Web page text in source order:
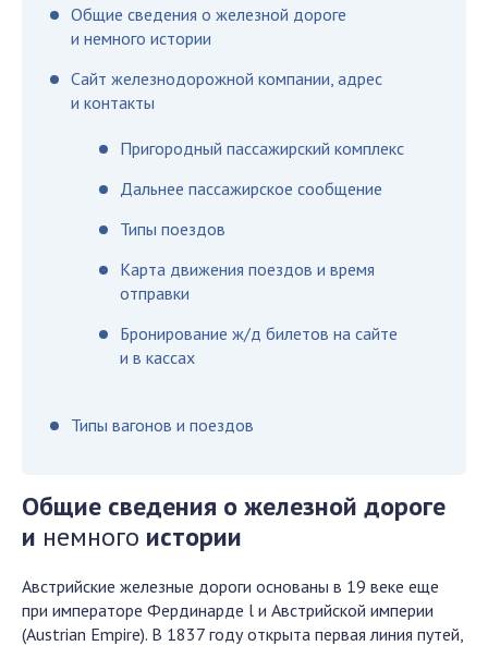
Общие сведения о железной дороге
и немного истории
Сайт железнодорожной компании, адрес
и контакты
Пригородный пассажирский комплекс
Дальнее пассажирское сообщение
Типы поездов
Карта движения поездов и время
отправки
Бронирование ж/д билетов на сайте
и в кассах
Типы вагонов и поездов
Общие сведения о железной дороге
и немного истории
Австрийские железные дороги основаны в 19 веке еще
при императоре Фердинарде l и Австрийской империи
(Austrian Еmpire). В 1837 году открыта первая линия путей,